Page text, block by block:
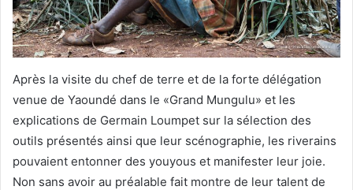
Après la visite du chef de terre et de la forte délégation
venue de Yaoundé dans le «Grand Mungulu» et les
explications de Germain Loumpet sur la sélection des
outils présentés ainsi que leur scénographie, les riverains
pouvaient entonner des youyous et manifester leur joie.
Non sans avoir au préalable fait montre de leur talent de